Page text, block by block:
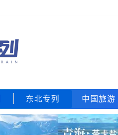
东北专列 中国旅游